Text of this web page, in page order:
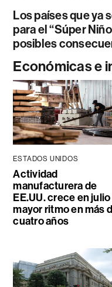
Los países que ya
para el “Súper
posibles
Económicas e
ESTADOS UNIDOS
Actividad
manufacturera de
EE.UU. crece en julio
mayor ritmo en más
cuatro años